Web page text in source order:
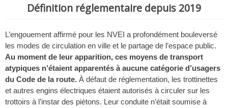
Définition réglementaire depuis 2019
L’engouement affirmé pour les NVEI a profondément bouleversé
les modes de circulation en ville et le partage de l’espace public.
Au moment de leur apparition, ces moyens de transport
atypiques n’étaient apparentés à aucune catégorie d’usagers
du Code de la route. À défaut de réglementation, les trottinettes
et autres engins électriques étaient autorisés à circuler sur les
trottoirs à l’instar des piétons. Leur conduite n’était soumise à